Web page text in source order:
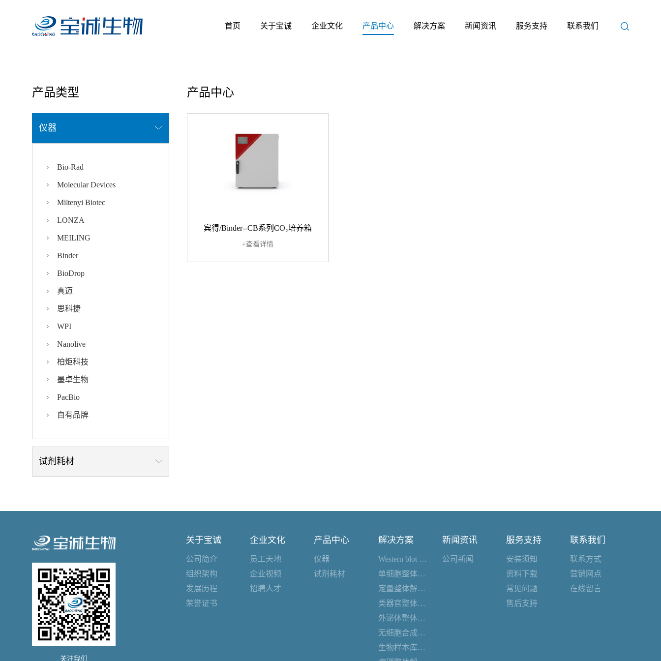
首页 关于宝诚 企业文化 产品中心 解决方案 新闻资讯 服务支持 联系我们
产品类型
仪器
Bio-Rad
Molecular Devices
Miltenyi Biotec
LONZA
MEILING
Binder
BioDrop
真迈
思科捷
WPI
Nanolive
柏炬科技
墨卓生物
PacBio
自有品牌
试剂耗材
产品中心
宾得/Binder--CB系列CO₂培养箱
+查看详情
关注我们
关于宝诚
公司简介
组织架构
发展历程
荣誉证书
企业文化
员工天地
企业视频
招聘人才
产品中心
仪器
试剂耗材
解决方案
Western blot 整体解决方案
单细胞整体解决方案
定量整体解决方案
类器官整体解决方案
外泌体整体解决方案
无细胞合成整体解决方案
生物样本库整体解决方案
新闻资讯
公司新闻
服务支持
安装须知
资料下载
常见问题
售后支持
联系我们
联系方式
营销网点
在线留言